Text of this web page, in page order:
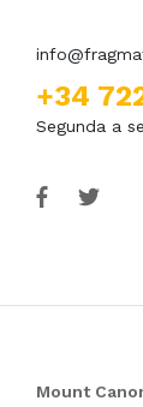
+34
Segunda a
Mount